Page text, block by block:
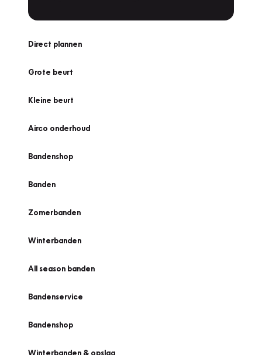
Direct plannen
Grote beurt
Kleine beurt
Airco onderhoud
Bandenshop
Banden
Zomerbanden
Winterbanden
All season banden
Bandenservice
Bandenshop
Winterbanden & opslag